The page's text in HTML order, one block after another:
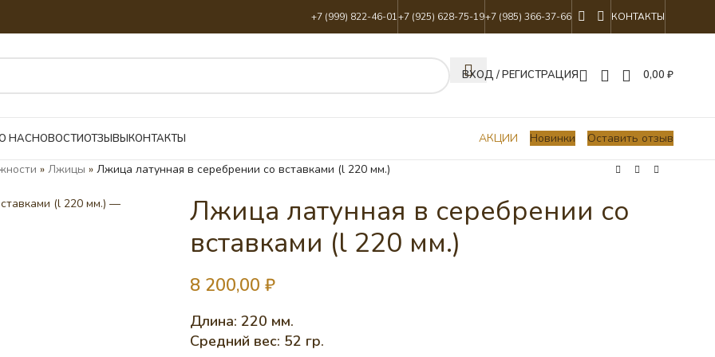
+7 (999) 822-46-01+7 (925) 628-75-19+7 (985) 366-37-66 КОНТАКТЫ
ВХОД / РЕГИСТРАЦИЯ 0,00 ₽
НАСНОВОСТИОТЗЫВЫКОНТАКТЫ АКЦИИ Новинки Оставить отзыв
» Лжицы » Лжица латунная в серебрении со вставками (l 220 мм.)
Лжица латунная в серебрении со
вставками (l 220 мм.)
8 200,00 ₽
Длина: 220 мм.
Средний вес: 52 гр.